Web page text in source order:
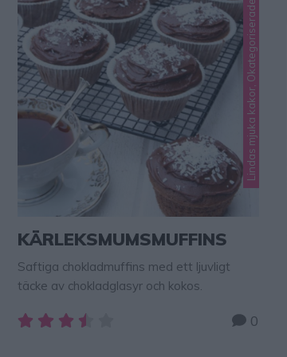
Lindas mjuka kakor, Okategoriserade
KÄRLEKSMUMSMUFFINS
Saftiga chokladmuffins med ett ljuvligt
täcke av chokladglasyr och kokos.
0